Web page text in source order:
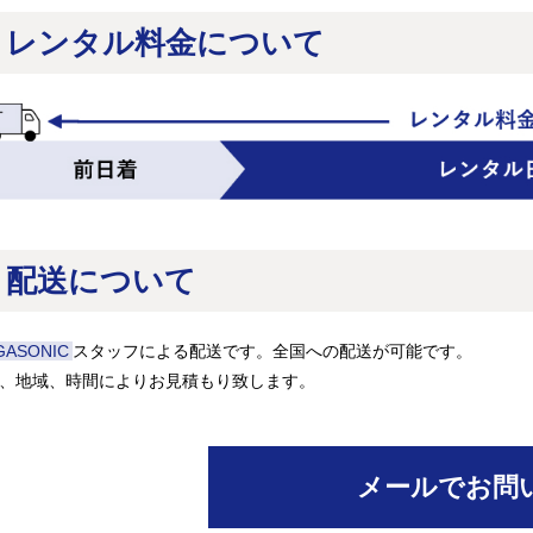
レンタル料金について
配送について
スタッフによる配送です。全国への配送が可能です。
地域、時間によりお見積もり致します。
メールでお問